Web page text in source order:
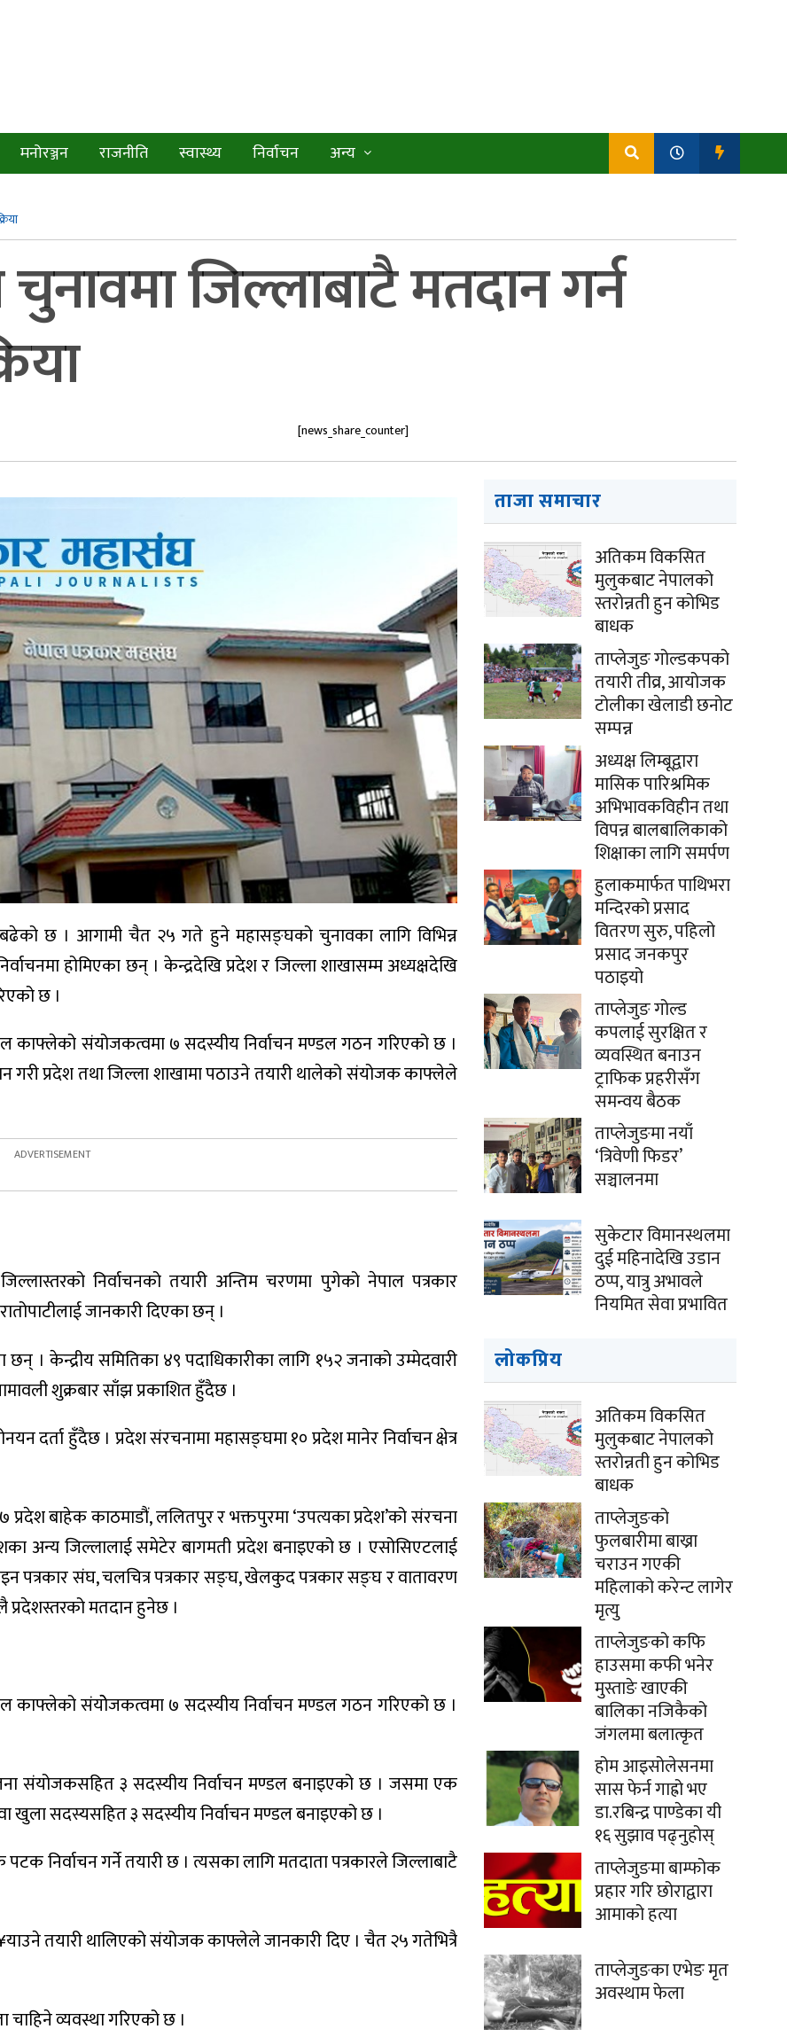
मनोरञ्जन राजनीति स्वास्थ्य निर्वाचन अन्य
जिल्लाबाटै मतदान गर्न
[news_share_counter]
बढेको छ । आगामी चैत २५ गते हुने महासङ्घको चुनावका लागि विभिन्न
होमिएका छन् । केन्द्रदेखि प्रदेश र जिल्ला शाखासम्म अध्यक्षदेखि
छ ।
काफ्लेको संयोजकत्वमा ७ सदस्यीय निर्वाचन मण्डल गठन गरिएको छ ।
गरी प्रदेश तथा जिल्ला शाखामा पठाउने तयारी थालेको संयोजक काफ्लेले
निर्वाचनको तयारी अन्तिम चरणमा पुगेको नेपाल पत्रकार
जानकारी दिएका छन् ।
। केन्द्रीय समितिका ४९ पदाधिकारीका लागि १५२ जनाको उम्मेदवारी
शुक्रबार साँझ प्रकाशित हुँदैछ ।
दर्ता हुँदैछ । प्रदेश संरचनामा महासङ्घमा १० प्रदेश मानेर निर्वाचन क्षेत्र
प्रदेश बाहेक काठमाडौं, ललितपुर र भक्तपुरमा ‘उपत्यका प्रदेश’को संरचना
अन्य जिल्लालाई समेटेर बागमती प्रदेश बनाइएको छ । एसोसिएटलाई
पत्रकार संघ, चलचित्र पत्रकार सङ्घ, खेलकुद पत्रकार सङ्घ र वातावरण
प्रदेशस्तरको मतदान हुनेछ ।
काफ्लेको संयोेजकत्वमा ७ सदस्यीय निर्वाचन मण्डल गठन गरिएको छ ।
संयोजकसहित ३ सदस्यीय निर्वाचन मण्डल बनाइएको छ । जसमा एक
खुला सदस्यसहित ३ सदस्यीय निर्वाचन मण्डल बनाइएको छ ।
निर्वाचन गर्ने तयारी छ । त्यसका लागि मतदाता पत्रकारले जिल्लाबाटै
तयारी थालिएको संयोजक काफ्लेले जानकारी दिए । चैत २५ गतेभित्रै
व्यवस्था गरिएको छ ।
ताजा समाचार
अतिकम विकसित
मुलुकबाट नेपालको
स्तरोन्नती हुन कोभिड
बाधक
ताप्लेजुङ गोल्डकपको
तयारी तीव्र, आयोजक
टोलीका खेलाडी छनोट
सम्पन्न
अध्यक्ष लिम्बूद्वारा
मासिक पारिश्रमिक
अभिभावकविहीन तथा
विपन्न बालबालिकाको
शिक्षाका लागि समर्पण
हुलाकमार्फत पाथिभरा
मन्दिरको प्रसाद
वितरण सुरु, पहिलो
प्रसाद जनकपुर
पठाइयो
ताप्लेजुङ गोल्ड
कपलाई सुरक्षित र
व्यवस्थित बनाउन
ट्राफिक प्रहरीसँग
समन्वय बैठक
ताप्लेजुङमा नयाँ
‘त्रिवेणी फिडर’
सञ्चालनमा
सुकेटार विमानस्थलमा
दुई महिनादेखि उडान
ठप्प, यात्रु अभावले
नियमित सेवा प्रभावित
लोकप्रिय
अतिकम विकसित
मुलुकबाट नेपालको
स्तरोन्नती हुन कोभिड
बाधक
ताप्लेजुङको
फुलबारीमा बाख्रा
चराउन गएकी
महिलाको करेन्ट लागेर
मृत्यु
ताप्लेजुङको कफि
हाउसमा कफी भनेर
मुस्ताङे खाएकी
बालिका नजिकैको
जंगलमा बलात्कृत
होम आइसोलेसनमा
सास फेर्न गाह्रो भए
डा.रबिन्द्र पाण्डेका यी
१६ सुझाव पढ्नुहोस्
ताप्लेजुङमा बाम्फोक
प्रहार गरि छोराद्वारा
आमाको हत्या
ताप्लेजुङका एभेङ मृत
अवस्थाम फेला